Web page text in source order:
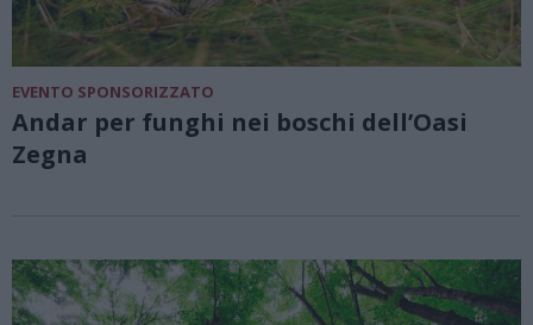
EVENTO SPONSORIZZATO
Andar per funghi nei boschi dell’Oasi
Zegna